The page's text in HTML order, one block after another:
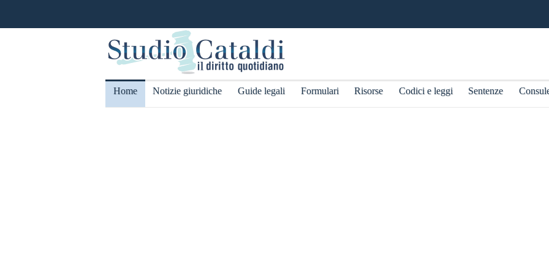
Home Notizie giuridiche Guide legali Formulari Risorse Codici e leggi Sentenze